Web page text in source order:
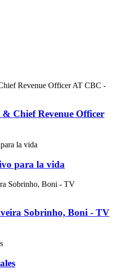
Chief Revenue Officer
para la vida
Sobrinho, Boni - TV